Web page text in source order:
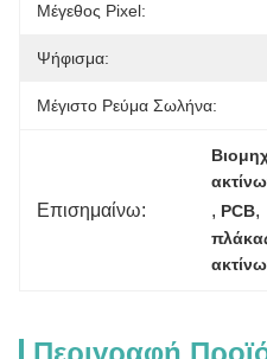
Μέγεθος Pixel:
Ψήφισμα:
Μέγιστο Ρεύμα Σωλήνα:
Επισημαίνω: , PCB,
Περιγραφή